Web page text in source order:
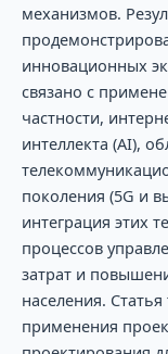
механизмов.
инновационных
связано с
частности,
интеллекта (AI),
поколения (5G и
интеграция этих
процессов
затрат и
населения.
применения